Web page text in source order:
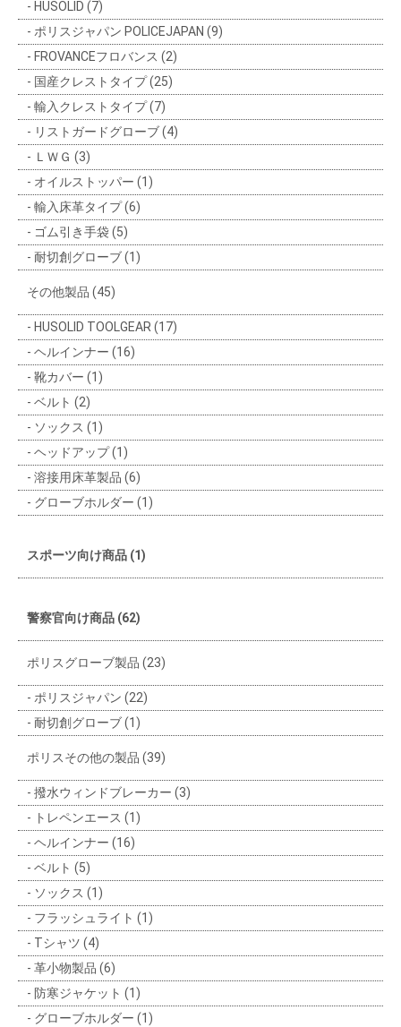
HUSOLID (7)
ポリスジャパン POLICEJAPAN (9)
FROVANCEフロバンス (2)
国産クレストタイプ (25)
輸入クレストタイプ (7)
リストガードグローブ (4)
ＬＷＧ (3)
オイルストッパー (1)
輸入床革タイプ (6)
ゴム引き手袋 (5)
耐切創グローブ (1)
その他製品 (45)
HUSOLID TOOLGEAR (17)
ヘルインナー (16)
靴カバー (1)
ベルト (2)
ソックス (1)
ヘッドアップ (1)
溶接用床革製品 (6)
グローブホルダー (1)
スポーツ向け商品 (1)
警察官向け商品 (62)
ポリスグローブ製品 (23)
ポリスジャパン (22)
耐切創グローブ (1)
ポリスその他の製品 (39)
撥水ウィンドブレーカー (3)
トレペンエース (1)
ヘルインナー (16)
ベルト (5)
ソックス (1)
フラッシュライト (1)
Tシャツ (4)
革小物製品 (6)
防寒ジャケット (1)
グローブホルダー (1)